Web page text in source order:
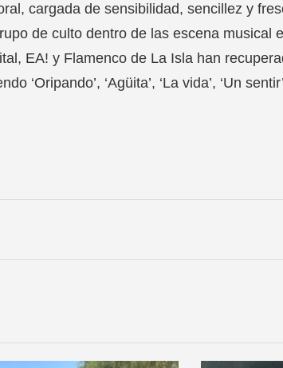
cargada de sensibilidad, sencillez y
de culto dentro de las escena musical
EA! y Flamenco de La Isla han
‘Oripando’, ‘Agüita’, ‘La vida’, ‘Un